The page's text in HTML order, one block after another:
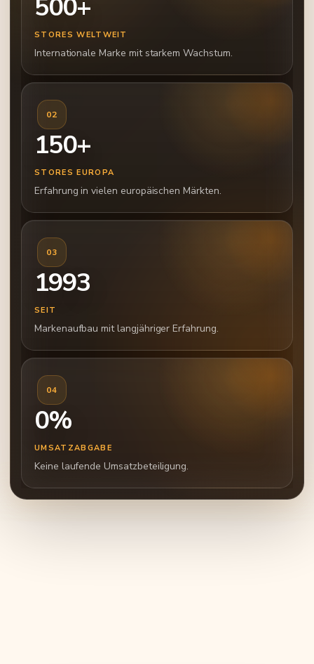
500+
STORES WELTWEIT
Internationale Marke mit starkem Wachstum.
02
150+
STORES EUROPA
Erfahrung in vielen europäischen Märkten.
03
1993
SEIT
Markenaufbau mit langjähriger Erfahrung.
04
0%
UMSATZABGABE
Keine laufende Umsatzbeteiligung.